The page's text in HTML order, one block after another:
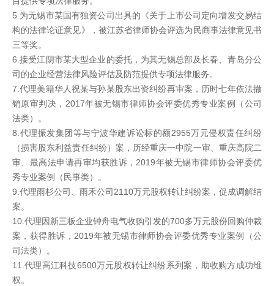
5.为无锡市某国有独资公司出具的《关于上市公司定向增发交易结
构的法律论证意见》，被江苏省律师协会评选为民商事法律意见书
三等奖。
6.接受江阴市某大型企业的委托，为其无锡总部及长春、青岛分公
司的企业经营法律风险评估及防范提供专项法律服务。
7.代理美籍华人祝某与孙某股东出资纠纷再审案，历时七年依法撤
销原审判决，2017年被无锡市律师协会评委优秀专业案例（公司
法类）。
8.代理振发集团等与宁波华建诉讼标的额2955万元侵权责任纠纷
（损害股东利益责任纠纷）案，历经重庆一中院一审、重庆高院二
审、最高法申请再审均获胜诉，2019年被无锡市律师协会评委优
秀专业案例（民事类）。
9.代理雨杉公司、雨禾公司2110万元股权转让纠纷案，促成调解结
案。
10.代理因新三板企业钟舟电气收购引发的700多万元股份回购仲裁
案，获得胜诉，2019年被无锡市律师协会评委优秀专业案例（公
司法类）。
11.代理高江科技6500万元股权转让纠纷系列案，助收购方成功维
权。